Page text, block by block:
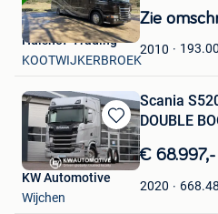
in
Mijn
Favorieten
Zie
2010
Hulshof-Trading
KOOTWIJKERBROEK
Bewaren
in
Mijn
Favorieten
Scania
DOUBLE
€ 68.997,-
2020
KW Automotive
Wijchen